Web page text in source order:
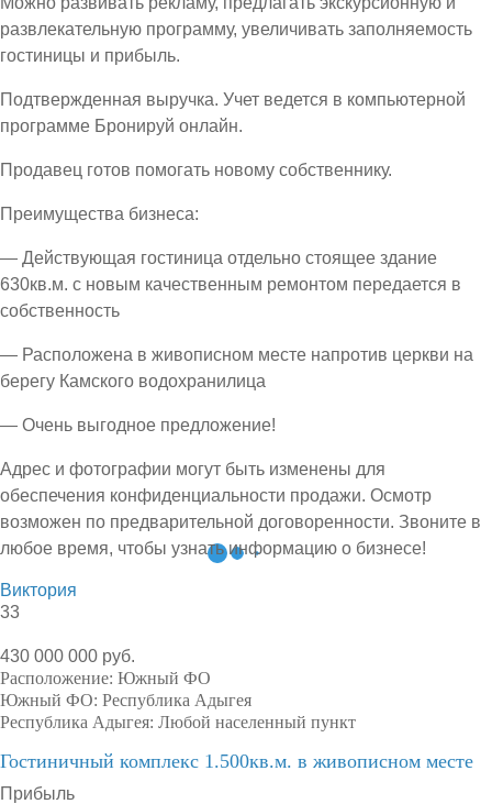
развлекательную программу, увеличивать заполняемость
гостиницы и прибыль.
Подтвержденная выручка. Учет ведется в компьютерной
программе Бронируй онлайн.
Продавец готов помогать новому собственнику.
Преимущества бизнеса:
— Действующая гостиница отдельно стоящее здание
630кв.м. с новым качественным ремонтом передается в
собственность
— Расположена в живописном месте напротив церкви на
берегу Камского водохранилица
— Очень выгодное предложение!
Адрес и фотографии могут быть изменены для
обеспечения конфиденциальности продажи. Осмотр
возможен по предварительной договоренности. Звоните в
любое время, чтобы узнать информацию о бизнесе!
Виктория
33
430 000 000 руб.
Расположение: Южный ФО
Южный ФО: Республика Адыгея
Республика Адыгея: Любой населенный пункт
Гостиничный комплекс 1.500кв.м. в живописном месте
Прибыль